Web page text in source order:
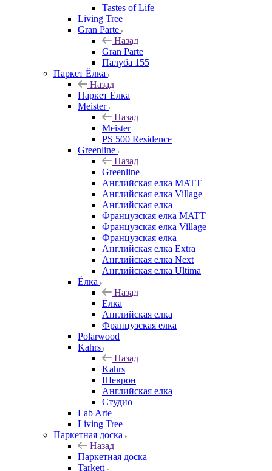
Tastes of Life
Living Tree
Gran Parte
Назад
Gran Parte
Палуба 155
Паркет Ёлка
Назад
Паркет Ёлка
Meister
Назад
Meister
PS 500 Residence
Greenline
Назад
Greenline
Английская елка MATT
Английская елка Village
Английская елка
Французская елка MATT
Французская елка Village
Французская елка
Английская елка Extra
Английская елка Next
Английская елка Ultima
Ёлка
Назад
Ёлка
Английская елка
Французская елка
Polarwood
Kahrs
Назад
Kahrs
Шеврон
Английская елка
Студио
Lab Arte
Living Tree
Паркетная доска
Назад
Паркетная доска
Tarkett